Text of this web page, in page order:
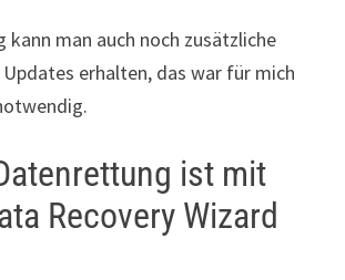
kann man auch noch zusätzliche
erhalten, das war für mich
ist mit
Recovery Wizard